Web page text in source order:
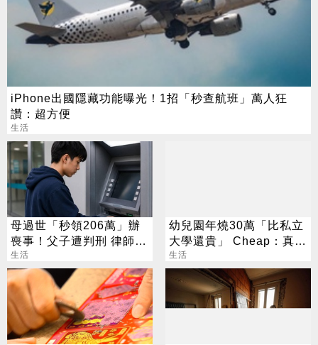
iPhone出國隱藏功能曝光！1招「秒查航班」萬人狂
讚：超方便
生活
母過世「秒領206萬」辦
喪事！父子遭判刑 律師：
搶錢先下手是罪
生活
幼兒園年燒30萬「比私立
大學還貴」 Cheap：真心
敬佩願意生
生活